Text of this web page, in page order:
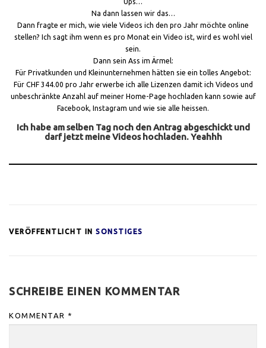
Ups…
Na dann lassen wir das…
Dann fragte er mich, wie viele Videos ich den pro Jahr möchte online
stellen? Ich sagt ihm wenn es pro Monat ein Video ist, wird es wohl viel
sein.
Dann sein Ass im Ärmel:
Für Privatkunden und Kleinunternehmen hätten sie ein tolles Angebot:
Für CHF 344.00 pro Jahr erwerbe ich alle Lizenzen damit ich Videos und
unbeschränkte Anzahl auf meiner Home-Page hochladen kann sowie auf
Facebook, Instagram und wie sie alle heissen.
Ich habe am selben Tag noch den Antrag abgeschickt und
darf jetzt meine Videos hochladen. Yeahhh
VERÖFFENTLICHT IN SONSTIGES
SCHREIBE EINEN KOMMENTAR
KOMMENTAR *